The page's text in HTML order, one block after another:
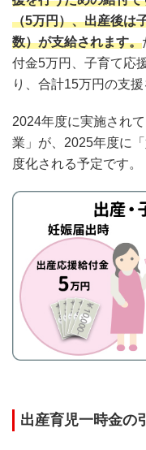
（5万円）、出産後は
数）が支給されます。
付金5万円、子育て応
り、合計15万円の支援
2024年度に実施され
業」が、2025年度に
度化される予定です。
出産育児一時金の